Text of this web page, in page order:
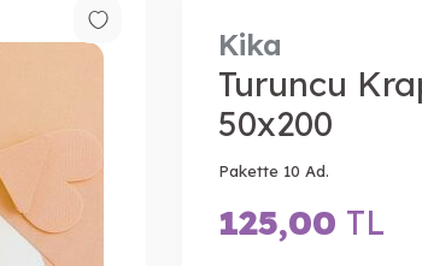
Kika
Turuncu
50x200
Pakette 10 Ad.
125,00 TL